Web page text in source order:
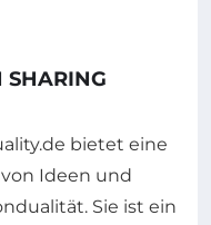
SHARING
bietet eine
Ideen und
Sie ist ein